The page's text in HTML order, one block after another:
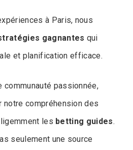
à Paris, nous
gagnantes qui
et planification efficace.
communauté passionnée,
notre compréhension des
les betting guides.
seulement une source